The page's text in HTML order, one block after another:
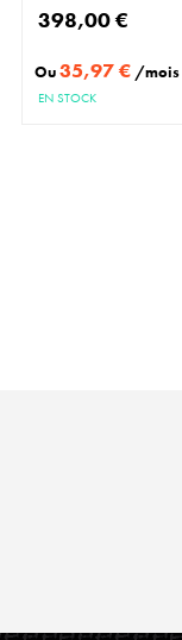
398,00 €
Ou35,97 € /mois
EN STOCK